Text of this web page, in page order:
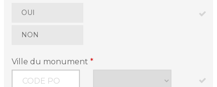
OUI
NON
Ville du monument*